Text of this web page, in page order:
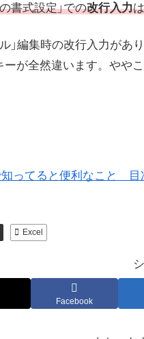
書式設定」での改行入力
」編集時の改行入力があ
ーが全然違います。やや
知ってると便利なこと 目
Excel
Facebook